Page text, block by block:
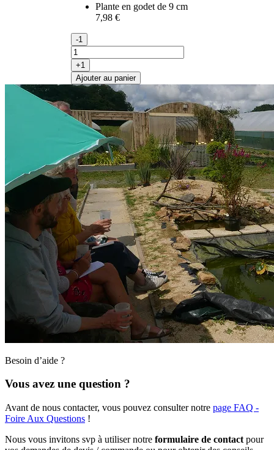
Plante en godet de 9 cm
7,98 €
-1
+1
Ajouter au panier
Besoin d’aide ?
Vous avez une question ?
Avant de nous contacter, vous pouvez consulter notre page FAQ -
Foire Aux Questions !
Nous vous invitons svp à utiliser notre formulaire de contact pour